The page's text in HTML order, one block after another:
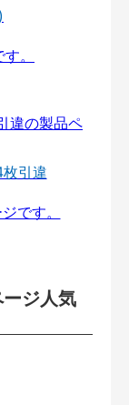
引違
ジ人気